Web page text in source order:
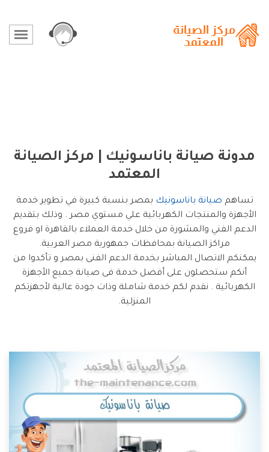
مدونة صيانة باناسونيك | مركز الصيانة
المعتمد
تساهم صيانة باناسونيك بمصر بنسبة كبيرة في تطوير خدمة
الأجهزة والمنتجات الكهربائية علي مستوي مصر . وذلك بتقديم
الدعم الفني والمشورة من خلال خدمة العملاء بالقاهرة او فروع
مراكز الصيانة بمحافظات جمهورية مصر العربية.
يمكنكم الاتصال المباشر بخدمة الدعم الفنى بمصر و تأكدوا من
أنكم ستحصلون على أفضل خدمة فى صيانة جميع الأجهزة
الكهربائية . نقدم لكم خدمة شاملة وذات جودة عالية لأجهزتكم
المنزلية.